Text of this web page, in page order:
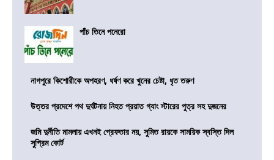
পাঁচ তিনে পনেরো
নাগপুরে কিশোরীকে অপহরণ, ধর্ষণ করে খুনের চেষ্টা, ধৃত তরুণ
উত্তর প্রদেশে পথ দুর্ঘটনায় নিহত প্রয়াত গ্যাং স্টারের পুত্র সহ দুজনের
জমি দুর্নীতি মামলায় এখনই গ্রেফতার নয়, সুমিত রায়কে সাময়িক স্বস্তি দিল
সুপ্রিম কোর্ট